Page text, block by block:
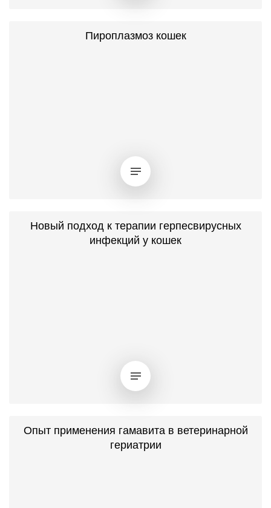
Пироплазмоз кошек
Новый подход к терапии герпесвирусных
инфекций у кошек
Опыт применения гамавита в ветеринарной
гериатрии